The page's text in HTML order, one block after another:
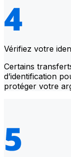
Vérifiez votre
Certains
d’identification
protéger votre